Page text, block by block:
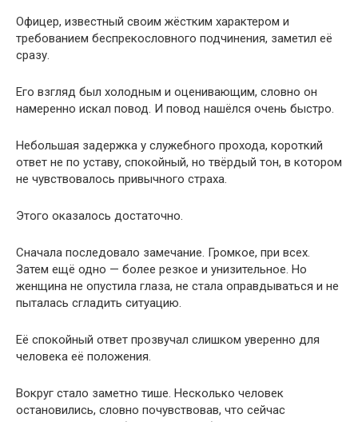
Офицер, известный своим жёстким характером и
требованием беспрекословного подчинения, заметил её
сразу.
Его взгляд был холодным и оценивающим, словно он
намеренно искал повод. И повод нашёлся очень быстро.
Небольшая задержка у служебного прохода, короткий
ответ не по уставу, спокойный, но твёрдый тон, в котором
не чувствовалось привычного страха.
Этого оказалось достаточно.
Сначала последовало замечание. Громкое, при всех.
Затем ещё одно — более резкое и унизительное. Но
женщина не опустила глаза, не стала оправдываться и не
пыталась сгладить ситуацию.
Её спокойный ответ прозвучал слишком уверенно для
человека её положения.
Вокруг стало заметно тише. Несколько человек
остановились, словно почувствовав, что сейчас